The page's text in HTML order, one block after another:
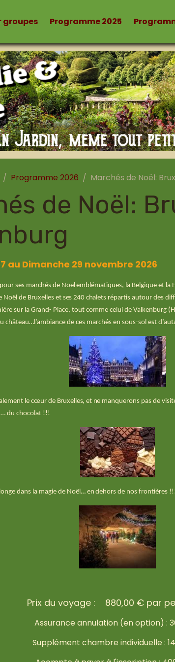
groupes Programme 2025
Programme 2026 Marchés de Noël:
de Noël:
au Dimanche 29 novembre 2026
ses marchés de Noëlemblématiques, la Belgique et la
Noël de Bruxelles et ses 240chalets répartis autour des
sur la Grand- Place, tout comme celui de Valkenburg
château…l’ambiance de ces marchés en sous-sol est
le cœur de Bruxelles, et nemanquerons pas de
… du chocolat !!!
dans la magie de Noël…endehors de nos frontières
Prix du voyage : 880,00 € par
Assurance annulation (en option) :
Supplément chambre individuelle :